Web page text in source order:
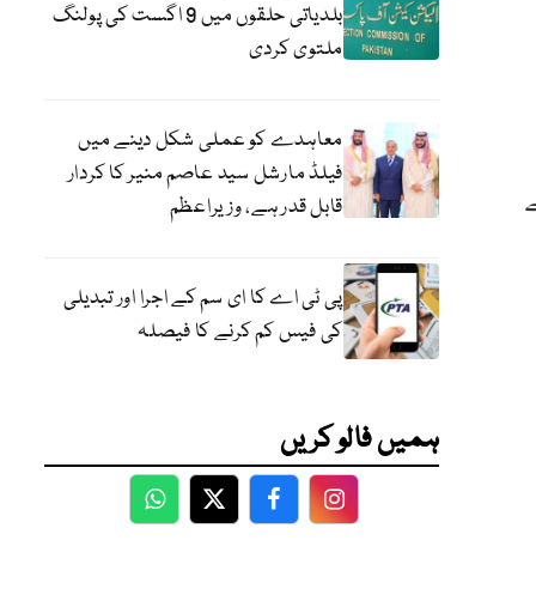
بلدیاتی حلقوں میں 9 اگست کی پولنگ
ملتوی کردی
معاہدے کو عملی شکل دینے میں
فیلڈ مارشل سید عاصم منیر کا کردار
قابل قدر ہے، وزیراعظم
پی ٹی اے کا ای سم کے اجرا اور تبدیلی
کی فیس کم کرنے کا فیصلہ
ہمیں فالو کریں
WhatsApp
TwitterFacebookFacebook